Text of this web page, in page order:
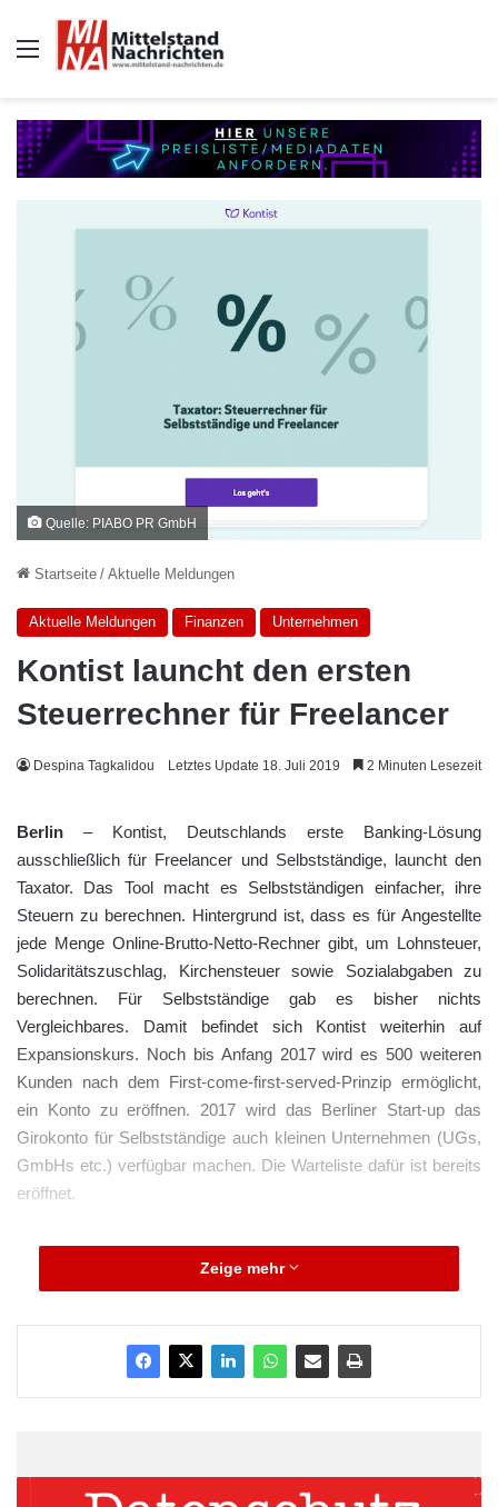
Auswahl
Quelle: PIABO PR GmbH
Startseite / Aktuelle Meldungen
Aktuelle Meldungen Finanzen Unternehmen
Kontist launcht den ersten
Steuerrechner für Freelancer
Despina Tagkalidou Letztes Update 18. Juli 2019 2 Minuten Lesezeit
Berlin – Kontist, Deutschlands erste Banking-Lösung
ausschließlich für Freelancer und Selbstständige, launcht den
Taxator. Das Tool macht es Selbstständigen einfacher, ihre
Steuern zu berechnen. Hintergrund ist, dass es für Angestellte
jede Menge Online-Brutto-Netto-Rechner gibt, um Lohnsteuer,
Solidaritätszuschlag, Kirchensteuer sowie Sozialabgaben zu
berechnen. Für Selbstständige gab es bisher nichts
Vergleichbares. Damit befindet sich Kontist weiterhin auf
Expansionskurs. Noch bis Anfang 2017 wird es 500 weiteren
Kunden nach dem First-come-first-served-Prinzip ermöglicht,
ein Konto zu eröffnen. 2017 wird das Berliner Start-up das
Girokonto für Selbstständige auch kleinen Unternehmen (UGs,
GmbHs etc.) verfügbar machen. Die Warteliste dafür ist bereits
eröffnet.
Zeige mehr